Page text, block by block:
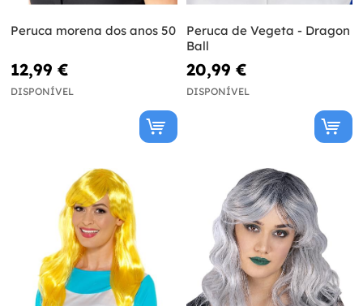
Peruca morena dos anos 50
12,99 €
DISPONÍVEL
Peruca de Vegeta - Dragon
Ball
20,99 €
DISPONÍVEL